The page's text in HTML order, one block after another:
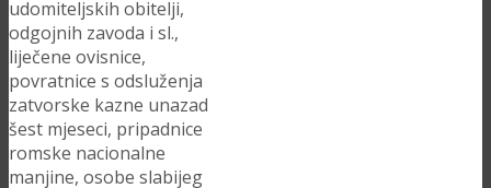
udomiteljskih obitelji,
odgojnih zavoda i sl.,
liječene ovisnice,
povratnice s odsluženja
zatvorske kazne unazad
šest mjeseci, pripadnice
romske nacionalne
manjine, osobe slabijeg